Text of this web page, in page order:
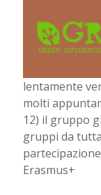
lentamente
molti
12) il gruppo
gruppi da
Erasmus+